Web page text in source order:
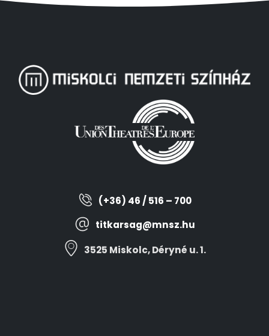
(+36) 46 / 516 – 700
titkarsag@mnsz.hu
3525 Miskolc, Déryné u. 1.